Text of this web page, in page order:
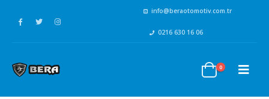
info@beraotomotiv.com.tr
0216 630 16 06
0